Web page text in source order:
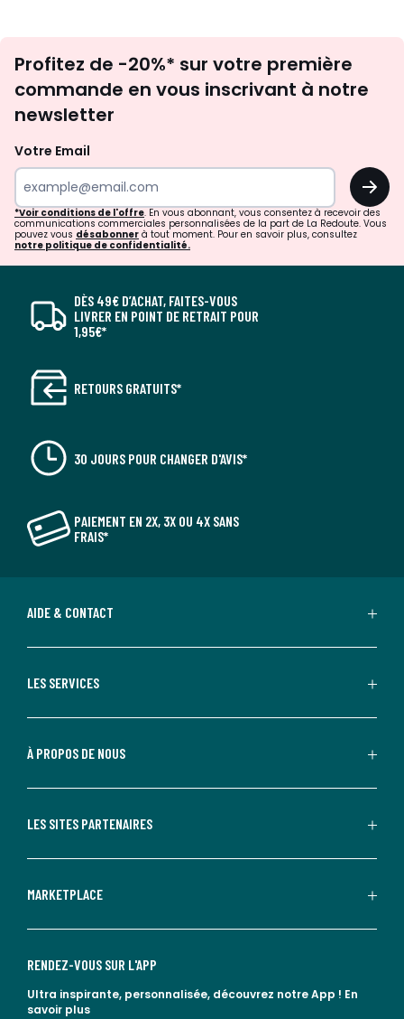
newsletter
Profitez de -20%* sur votre première
commande en vous inscrivant à notre
newsletter
Votre Email
OK
*Voir conditions de l'offre. En vous abonnant, vous consentez à recevoir des
communications commerciales personnalisées de la part de La Redoute. Vous
pouvez vous désabonner à tout moment. Pour en savoir plus, consultez
notre politique de confidentialité.
DÈS 49€ D’ACHAT, FAITES-VOUS
LIVRER EN POINT DE RETRAIT POUR
1,95€*
RETOURS GRATUITS*
30 JOURS POUR CHANGER D'AVIS*
PAIEMENT EN 2X, 3X OU 4X SANS
FRAIS*
AIDE & CONTACT
LES SERVICES
À PROPOS DE NOUS
LES SITES PARTENAIRES
MARKETPLACE
RENDEZ-VOUS SUR L'APP
Ultra inspirante, personnalisée, découvrez notre App ! En
savoir plus